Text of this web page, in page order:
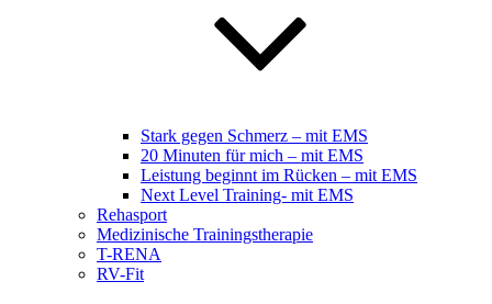
Stark gegen Schmerz – mit EMS
20 Minuten für mich – mit EMS
Leistung beginnt im Rücken – mit EMS
Next Level Training- mit EMS
Rehasport
Medizinische Trainingstherapie
T-RENA
RV-Fit